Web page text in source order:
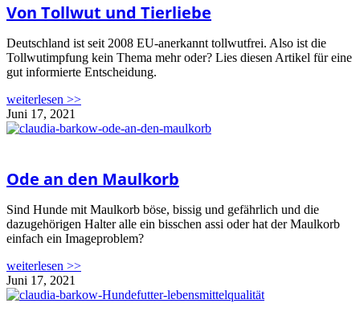
Von Tollwut und Tierliebe
Deutschland ist seit 2008 EU-anerkannt tollwutfrei. Also ist die
Tollwutimpfung kein Thema mehr oder? Lies diesen Artikel für eine
gut informierte Entscheidung.
weiterlesen >>
Juni 17, 2021
Ode an den Maulkorb
Sind Hunde mit Maulkorb böse, bissig und gefährlich und die
dazugehörigen Halter alle ein bisschen assi oder hat der Maulkorb
einfach ein Imageproblem?
weiterlesen >>
Juni 17, 2021